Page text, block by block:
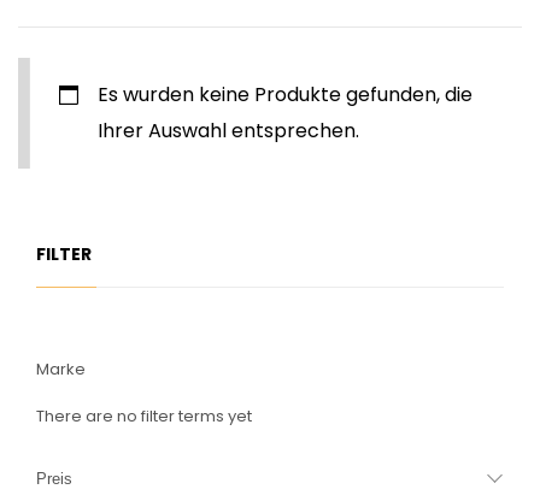
Es wurden keine Produkte gefunden, die
Ihrer Auswahl entsprechen.
FILTER
Marke
There are no filter terms yet
Preis